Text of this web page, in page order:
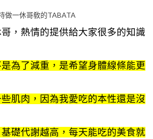
做一休哥敎的TABATA
，熱情的提供給大家很多的知識
為了減重，是希望身體線條能更
肌肉，因為我愛吃的本性還是沒
礎代謝越高，每天能吃的美食就